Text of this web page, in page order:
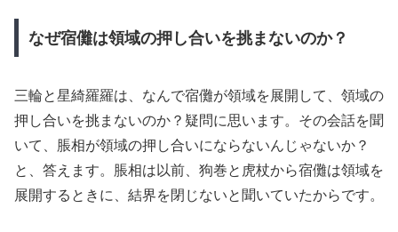
なぜ宿儺は領域の押し合いを挑まないのか？
三輪と星綺羅羅は、なんで宿儺が領域を展開して、領域の
押し合いを挑まないのか？疑問に思います。その会話を聞
いて、脹相が領域の押し合いにならないんじゃないか？
と、答えます。脹相は以前、狗巻と虎杖から宿儺は領域を
展開するときに、結界を閉じないと聞いていたからです。